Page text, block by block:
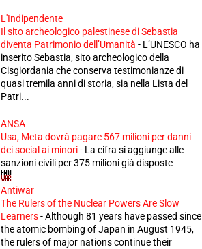
L'Indipendente
Il sito archeologico palestinese di Sebastia
diventa Patrimonio dell’Umanità - L’UNESCO ha
inserito Sebastia, sito archeologico della
Cisgiordania che conserva testimonianze di
quasi tremila anni di storia, sia nella Lista del
Patri...
ANSA
Usa, Meta dovrà pagare 567 milioni per danni
dei social ai minori- La cifra si aggiunge alle
sanzioni civili per 375 milioni già disposte
Antiwar
The Rulers of the Nuclear Powers Are Slow
Learners-Although 81 years have passed since
the atomic bombing of Japan in August 1945,
the rulers of major nations continue their